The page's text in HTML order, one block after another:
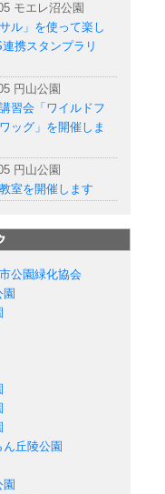
モエレ沼公園
サル」を使って楽し
携スタンプラリ
円山公園
習会「ワイルドフ
ッグ」を開催しま
円山公園
室を開催します
公園緑化協会
園
丘陵公園
園